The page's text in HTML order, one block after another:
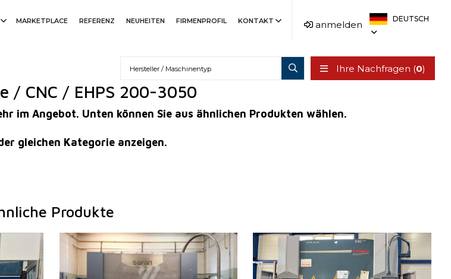
MARKETPLACE REFERENZ NEUHEITEN FIRMENPROFIL KONTAKT anmelden
DEUTSCH
Ihre Nachfragen (0)
/ CNC / EHPS 200-3050
im Angebot. Unten können Sie aus ähnlichen Produkten wählen.
gleichen Kategorie anzeigen.
Produkte
Baujahr:
2002
Kontrollsystem
ja
120 t
Abkantlänge
3100 mm
Baujahr:
2013
Kontrollsystem
ja
Steuerung Cybelec
Druckleistung
175 t